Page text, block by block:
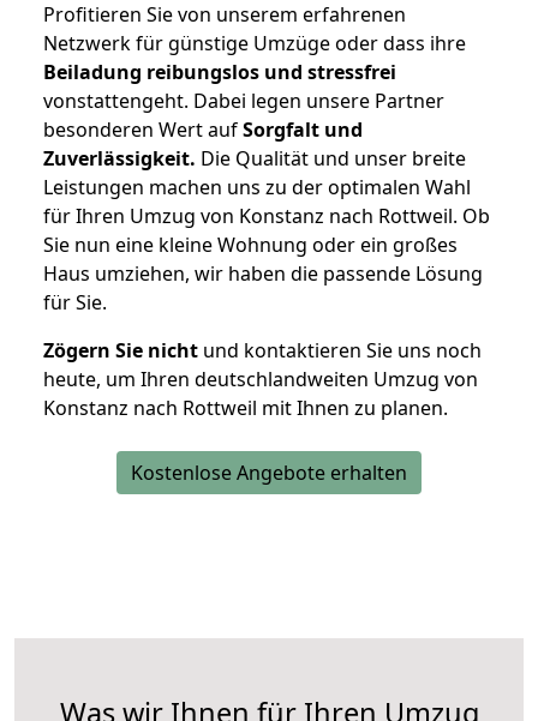
Profitieren Sie von unserem erfahrenen
Netzwerk für günstige Umzüge oder dass ihre
Beiladung reibungslos und stressfrei
vonstattengeht. Dabei legen unsere Partner
besonderen Wert aufSorgfalt und
Zuverlässigkeit. Die Qualität und unser breite
Leistungen machen uns zu der optimalen Wahl
für Ihren Umzug von Konstanz nach Rottweil. Ob
Sie nun eine kleine Wohnung oder ein großes
Haus umziehen, wir haben die passende Lösung
für Sie.
Zögern Sie nicht und kontaktieren Sie uns noch
heute, um Ihren deutschlandweiten Umzug von
Konstanz nach Rottweil mit Ihnen zu planen.
Kostenlose Angebote erhalten
Was wir Ihnen für Ihren Umzug